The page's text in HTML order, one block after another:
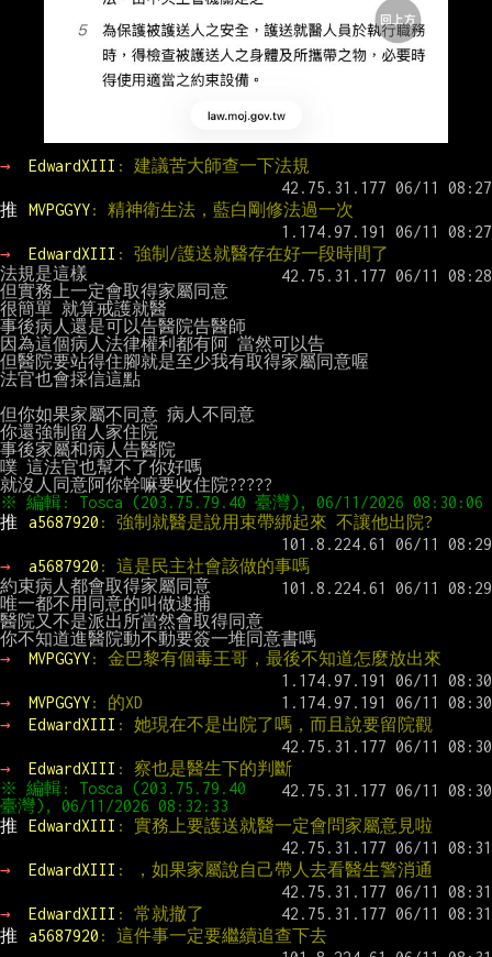
→ EdwardXIII : 建議苦大師查一下法規
推 MVPGGYY: 精神衛生法，藍白剛修法過一次
→ EdwardXIII : 強制/護送就醫存在好一段時間了
法規是這樣
但實務上一定會取得家屬同意
很簡單 就算戒護就醫
事後病人還是可以告醫院告醫師
因為這個病人法律權利都有阿 當然可以告
但醫院要站得住腳就是至少我有取得家屬同意喔
法官也會採信這點
但你如果家屬不同意 病人不同意
你還強制留人家住院
事後家屬和病人告醫院
噗 這法官也幫不了你好嗎
推
a5687920 : 強制就醫是說用束帶綁起來 不讓他出院?
→ a5687920 : 這是民主社會該做的事嗎
約束病人都會取得家屬同意
唯一都不用同意的叫做逮捕
醫院又不是派出所當然會取得同意
→
MVPGGYY: 金巴黎有個毒王哥，最後不知道怎麼放出來
→ MVPGGYY: 的XD
→
EdwardXIII : 她現在不是出院了嗎，而且說要留院觀
→ EdwardXIII : 察也是醫生下的判斷
※ 編輯: Tosca (203.75.79.40
推
EdwardXIII : 實務上要護送就醫一定會問家屬意見啦
→ EdwardXIII : ，如果家屬說自己帶人去看醫生警消通
→ EdwardXIII : 常就撤了
推
a5687920 : 這件事一定要繼續追查下去